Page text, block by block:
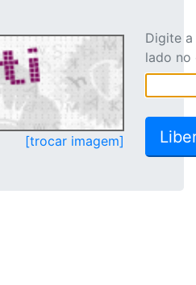
[trocar imagem]
Digite
lado no